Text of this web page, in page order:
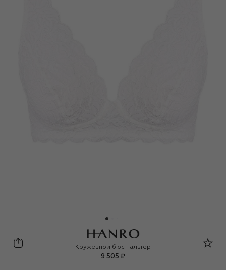
Hanro
Кружевной бюстгальтер
9 505 ₽